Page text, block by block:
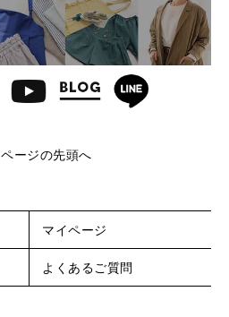
ページの先頭へ
マイページ
よくあるご質問